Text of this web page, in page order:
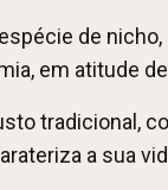
de
em atitude
tradicional,
a sua